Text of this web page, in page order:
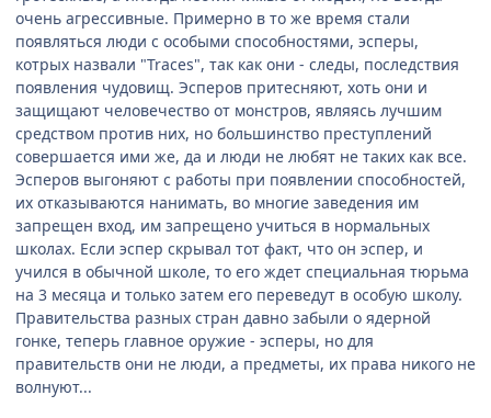
очень агрессивные. Примерно в то же время стали
появляться люди с особыми способностями, эсперы,
котрых назвали "Traces", так как они - следы, последствия
появления чудовищ. Эсперов притесняют, хоть они и
защищают человечество от монстров, являясь лучшим
средством против них, но большинство преступлений
совершается ими же, да и люди не любят не таких как все.
Эсперов выгоняют с работы при появлении способностей,
их отказываются нанимать, во многие заведения им
запрещен вход, им запрещено учиться в нормальных
школах. Если эспер скрывал тот факт, что он эспер, и
учился в обычной школе, то его ждет специальная тюрьма
на 3 месяца и только затем его переведут в особую школу.
Правительства разных стран давно забыли о ядерной
гонке, теперь главное оружие - эсперы, но для
правительств они не люди, а предметы, их права никого не
волнуют...